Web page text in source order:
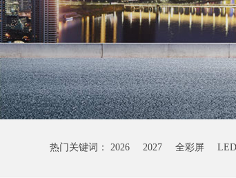
热门关键词： 2026 2027 全彩屏